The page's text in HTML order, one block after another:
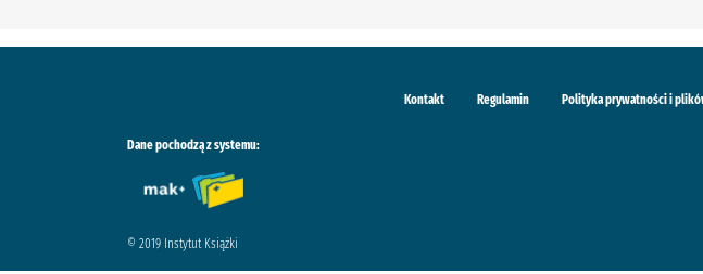
Kontakt Regulamin Polityka prywatności i
Dane pochodzą z systemu:
© 2019 Instytut Książki